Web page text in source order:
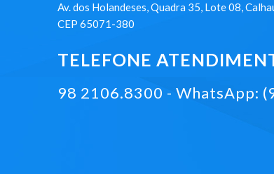
Av. dos Holandeses, Quadra 35, Lote 08,
CEP 65071-380
TELEFONE
98 2106.8300 - WhatsApp: